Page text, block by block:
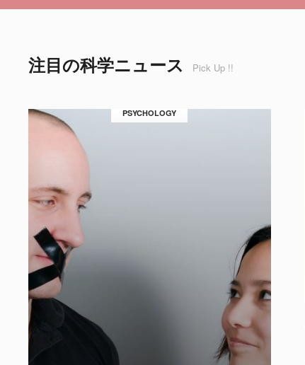
注目の科学ニュース Pick Up !!
PSYCHOLOGY